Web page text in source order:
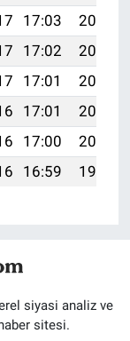
17:03
20:06
17:02
20:04
17:01
20:03
17:01
20:02
17:00
20:00
16:59 19:59
siyasi analiz ve
sitesi.